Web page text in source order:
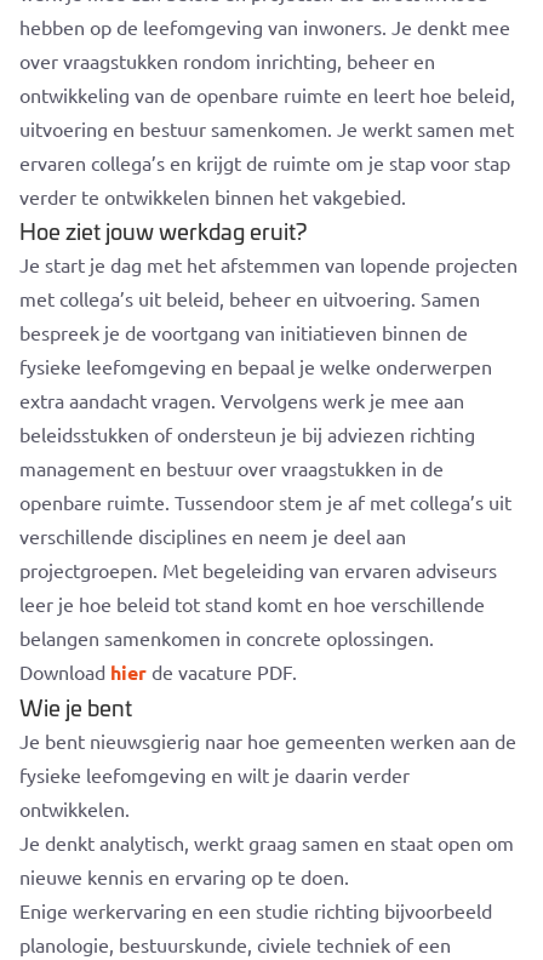
hebben op de leefomgeving van inwoners. Je denkt mee
over vraagstukken rondom inrichting, beheer en
ontwikkeling van de openbare ruimte en leert hoe beleid,
uitvoering en bestuur samenkomen. Je werkt samen met
ervaren collega’s en krijgt de ruimte om je stap voor stap
verder te ontwikkelen binnen het vakgebied.
Hoe ziet jouw werkdag eruit?
Je start je dag met het afstemmen van lopende projecten
met collega’s uit beleid, beheer en uitvoering. Samen
bespreek je de voortgang van initiatieven binnen de
fysieke leefomgeving en bepaal je welke onderwerpen
extra aandacht vragen. Vervolgens werk je mee aan
beleidsstukken of ondersteun je bij adviezen richting
management en bestuur over vraagstukken in de
openbare ruimte. Tussendoor stem je af met collega’s uit
verschillende disciplines en neem je deel aan
projectgroepen. Met begeleiding van ervaren adviseurs
leer je hoe beleid tot stand komt en hoe verschillende
belangen samenkomen in concrete oplossingen.
Download hier de vacature PDF.
Wie je bent
Je bent nieuwsgierig naar hoe gemeenten werken aan de
fysieke leefomgeving en wilt je daarin verder
ontwikkelen.
Je denkt analytisch, werkt graag samen en staat open om
nieuwe kennis en ervaring op te doen.
Enige werkervaring en een studie richting bijvoorbeeld
planologie, bestuurskunde, civiele techniek of een